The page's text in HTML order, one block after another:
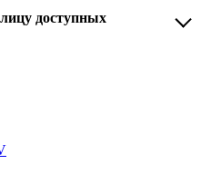
доступных